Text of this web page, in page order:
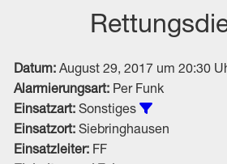
Datum: August 29, 2017 um 20:30
Alarmierungsart: Per Funk
Einsatzart: Sonstiges
Einsatzort: Siebringhausen
Einsatzleiter: FF